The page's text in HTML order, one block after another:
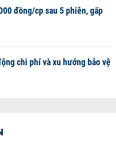
đồng/cp sau 5 phiên, gấp
chi phí và xu hướng bảo vệ